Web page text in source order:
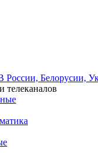
России, Белорусии,
телеканалов